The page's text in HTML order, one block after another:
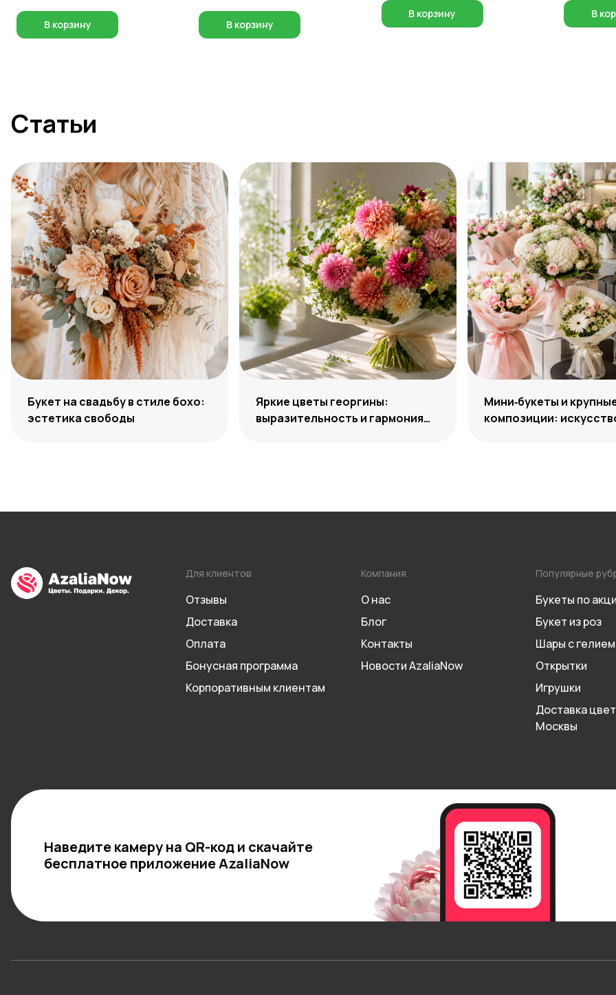
В корзину В корзину
В корзину В
Статьи
Букет на свадьбу в стиле бохо:
эстетика свободы
Яркие цветы георгины:
выразительность и гармония
Мини‑букеты и
композиции:
Для клиентов
Отзывы
Доставка
Оплата
Бонусная программа
Корпоративным клиентам
Компания
О нас
Блог
Контакты
Новости AzaliaNow
Популярные
Букеты по
Букет из роз
Шары с гелием
Открытки
Игрушки
Доставка
Москвы
Наведите камеру на QR-код и скачайте
бесплатное приложение AzaliaNow